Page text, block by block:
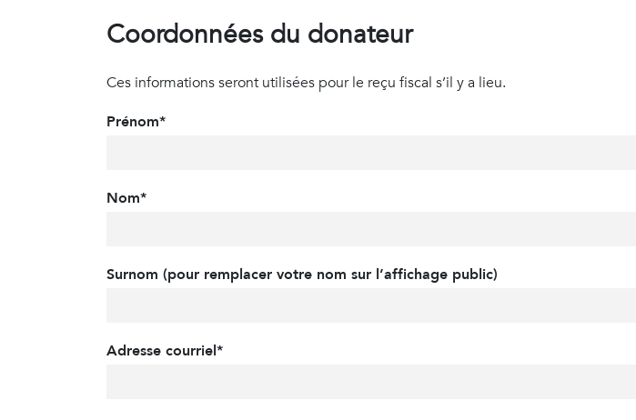
Coordonnées du donateur
Ces informations seront utilisées pour le reçu fiscal s’il y a lieu.
Prénom*
Nom*
Surnom (pour remplacer votre nom sur l’affichage public)
Adresse courriel*